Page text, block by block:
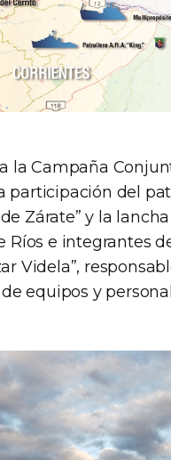
la Campaña
del
Zárate” y la
Ríos e integrantes
Videla”,
equipos y